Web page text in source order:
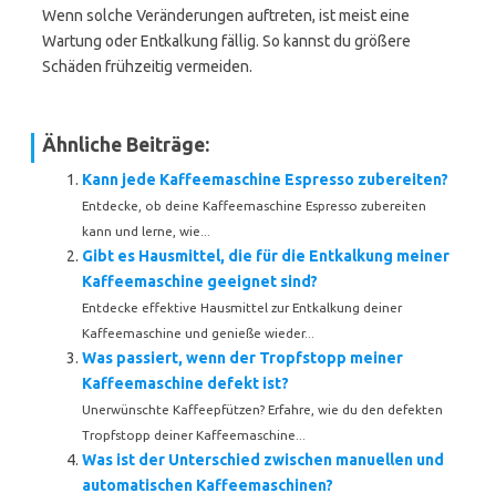
Wenn solche Veränderungen auftreten, ist meist eine
Wartung oder Entkalkung fällig. So kannst du größere
Schäden frühzeitig vermeiden.
Ähnliche Beiträge:
Kann jede Kaffeemaschine Espresso zubereiten?
Entdecke, ob deine Kaffeemaschine Espresso zubereiten
kann und lerne, wie...
Gibt es Hausmittel, die für die Entkalkung meiner
Kaffeemaschine geeignet sind?
Entdecke effektive Hausmittel zur Entkalkung deiner
Kaffeemaschine und genieße wieder...
Was passiert, wenn der Tropfstopp meiner
Kaffeemaschine defekt ist?
Unerwünschte Kaffeepfützen? Erfahre, wie du den defekten
Tropfstopp deiner Kaffeemaschine...
Was ist der Unterschied zwischen manuellen und
automatischen Kaffeemaschinen?